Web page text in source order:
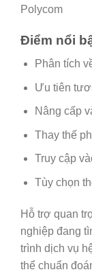
Polycom
Điểm nổi
Phân tích
Ưu tiên
Nâng cấp
Thay thế
Truy cập
Tùy chọn
Hỗ trợ quan
nghiệp đang
trình dịch vụ
thể chuẩn